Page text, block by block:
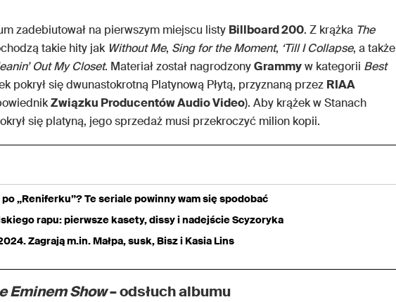
zadebiutował na pierwszym miejscu listy Billboard 200. Z krążka The
takie hity jak Without Me, Sing for the Moment, ‘Till I Collapse, a także
Out My Closet. Materiał został nagrodzonyGrammyw kategorii Best
pokrył się dwunastokrotną Platynową Płytą, przyznaną przez RIAA
Związku Producentów Audio Video). Aby krążek w Stanach
się platyną, jego sprzedaż musi przekroczyć milion kopii.
„Reniferku”? Te seriale powinny wam się spodobać
rapu: pierwsze kasety, dissy i nadejście Scyzoryka
Zagrają m.in. Małpa, susk, Bisz i Kasia Lins
Eminem Show– odsłuch albumu